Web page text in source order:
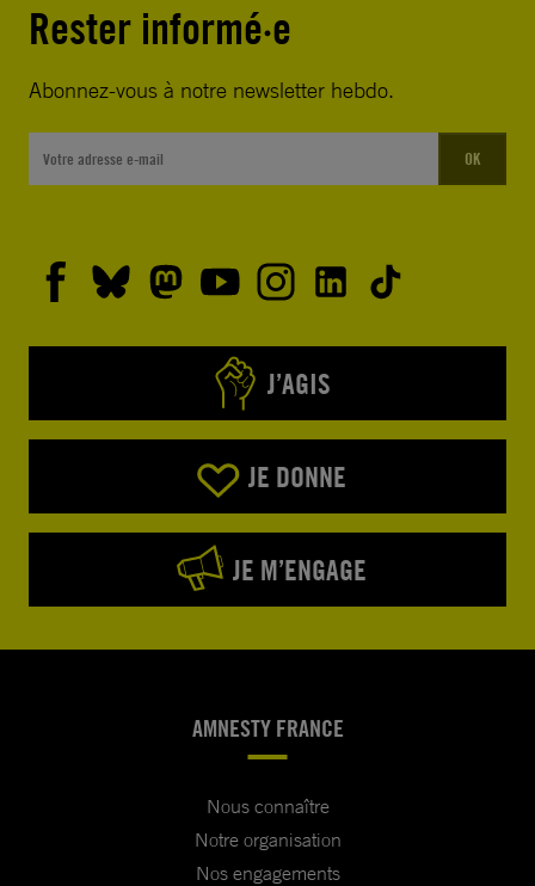
Rester informé·e
Abonnez-vous à notre newsletter hebdo.
OK
J’AGIS
JE DONNE
JE M’ENGAGE
AMNESTY FRANCE
Nous connaître
Notre organisation
Nos engagements